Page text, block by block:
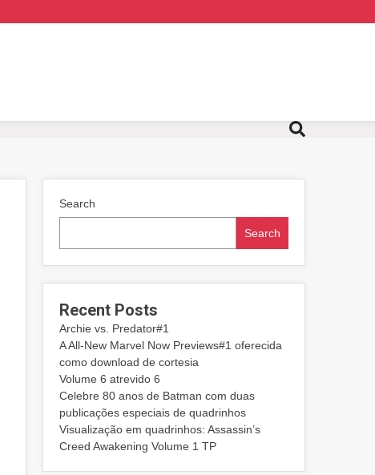
Search
Search
Recent Posts
Archie vs. Predator#1
A All-New Marvel Now Previews#1 oferecida
como download de cortesia
Volume 6 atrevido 6
Celebre 80 anos de Batman com duas
publicações especiais de quadrinhos
Visualização em quadrinhos: Assassin’s
Creed Awakening Volume 1 TP